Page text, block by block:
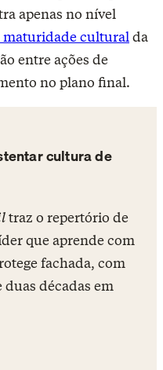
apenas no nível
maturidade cultural da
entre ações de
no plano final.
cultura de
traz o repertório de
que aprende com
fachada, com
décadas em